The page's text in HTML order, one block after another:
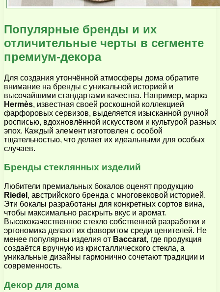
Популярные бренды и их
отличительные черты в сегменте
премиум-декора
Для создания утончённой атмосферы дома обратите
внимание на бренды с уникальной историей и
высочайшими стандартами качества. Например, марка
Hermès, известная своей роскошной коллекцией
фарфоровых сервизов, выделяется изысканной ручной
росписью, вдохновлённой искусством и культурой разных
эпох. Каждый элемент изготовлен с особой
тщательностью, что делает их идеальными для особых
случаев.
Бренды стеклянных изделий
Любители премиальных бокалов оценят продукцию
Riedel , австрийского бренда с многовековой историей.
Эти бокалы разработаны для конкретных сортов вина,
чтобы максимально раскрыть вкус и аромат.
Высококачественное стекло собственной разработки и
эргономика делают их фаворитом среди ценителей. Не
менее популярны изделия от Baccarat, где продукция
создаётся вручную из кристаллического стекла, а
уникальные дизайны гармонично сочетают традиции и
современность.
Декор для дома